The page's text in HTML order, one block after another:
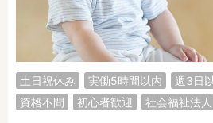
土日祝休み 実働5時間以内 週3日
資格不問
初心者歓迎 社会福祉法人
調理補助
保育事務
その他
施設形態
公立保育園
私立